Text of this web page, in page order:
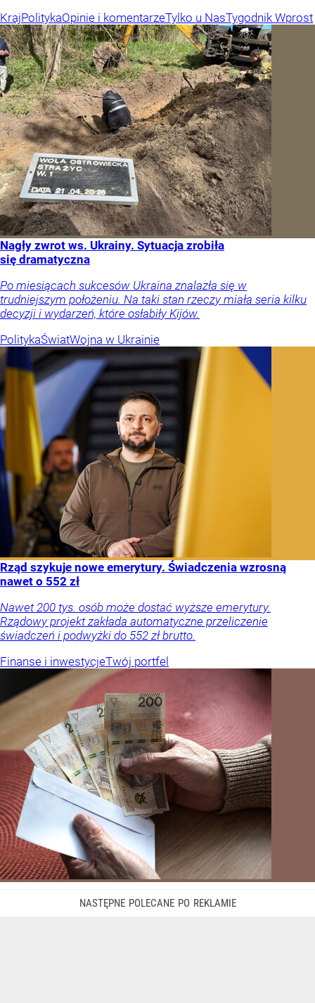
KrajPolitykaOpinie i komentarzeTylko u NasTygodnik Wprost
Nagły zwrot ws. Ukrainy. Sytuacja zrobiła
się dramatyczna
Po miesiącach sukcesów Ukraina znalazła się w
trudniejszym położeniu. Na taki stan rzeczy miała seria kilku
decyzji i wydarzeń, które osłabiły Kijów.
PolitykaŚwiatWojna w Ukrainie
Rząd szykuje nowe emerytury. Świadczenia wzrosną
nawet o 552 zł
Nawet 200 tys. osób może dostać wyższe emerytury.
Rządowy projekt zakłada automatyczne przeliczenie
świadczeń i podwyżki do 552 zł brutto.
Finanse i inwestycjeTwój portfel